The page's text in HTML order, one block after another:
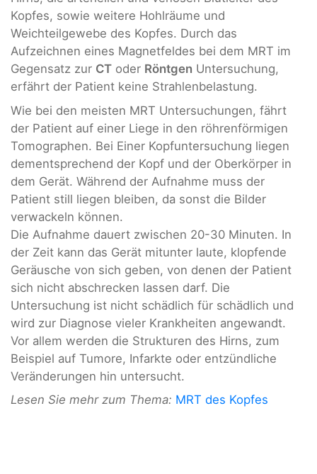
Kopfes, sowie weitere Hohlräume und
Weichteilgewebe des Kopfes. Durch das
Aufzeichnen eines Magnetfeldes bei dem MRT im
Gegensatz zur CT oder Röntgen Untersuchung,
erfährt der Patient keine Strahlenbelastung.
Wie bei den meisten MRT Untersuchungen, fährt
der Patient auf einer Liege in den röhrenförmigen
Tomographen. Bei Einer Kopfuntersuchung liegen
dementsprechend der Kopf und der Oberkörper in
dem Gerät. Während der Aufnahme muss der
Patient still liegen bleiben, da sonst die Bilder
verwackeln können.
Die Aufnahme dauert zwischen 20-30 Minuten. In
der Zeit kann das Gerät mitunter laute, klopfende
Geräusche von sich geben, von denen der Patient
sich nicht abschrecken lassen darf. Die
Untersuchung ist nicht schädlich für schädlich und
wird zur Diagnose vieler Krankheiten angewandt.
Vor allem werden die Strukturen des Hirns, zum
Beispiel auf Tumore, Infarkte oder entzündliche
Veränderungen hin untersucht.
Lesen Sie mehr zum Thema: MRT des Kopfes